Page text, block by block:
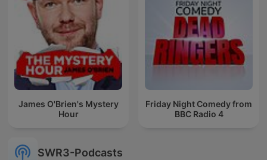
James O'Brien's Mystery
Hour
Friday Night Comedy from
BBC Radio 4
SWR3-Podcasts